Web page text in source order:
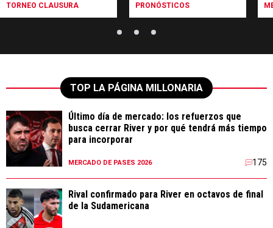
entrena borrado en Cantilo
TORNEO CLAUSURA
Rosario Central?
PRONÓSTICOS
TOP LA PÁGINA MILLONARIA
Último día de mercado: los refuerzos que
busca cerrar River y por qué tendrá más tiempo
para incorporar
MERCADO DE PASES 2026 175
Rival confirmado para River en octavos de final
de la Sudamericana